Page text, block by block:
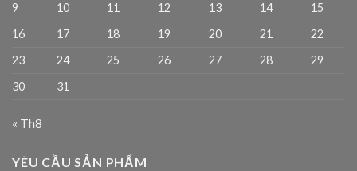
9
10 11 12 13 14
15
16
17 18 19 20 21
22
23
24 25 26 27 28
29
30
31
« Th8
YÊU CẦU SẢN PHẨM